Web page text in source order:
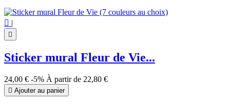
 |

Sticker mural Fleur de Vie...
24,00 € -5% À partir de 22,80 €
 Ajouter au panier